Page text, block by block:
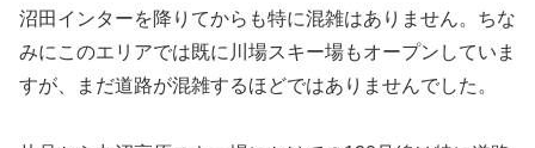
沼田インターを降りてからも特に混雑はありません。ちな
みにこのエリアでは既に川場スキー場もオープンしていま
すが、まだ道路が混雑するほどではありませんでした。